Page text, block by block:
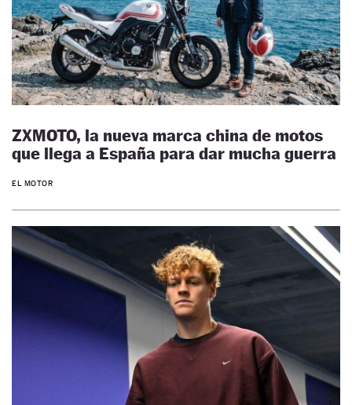
ZXMOTO, la nueva marca china de motos
que llega a España para dar mucha guerra
EL MOTOR